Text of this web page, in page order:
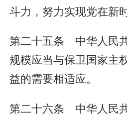
斗力，努力实现党在新
第二十五条 中华人民
规模应当与保卫国家主
益的需要相适应。
第二十六条 中华人民